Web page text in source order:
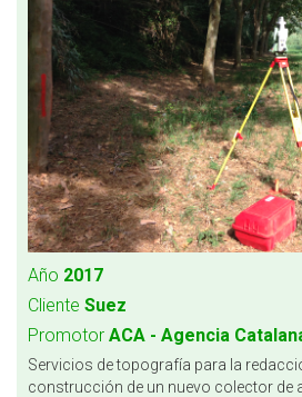
Año 2017
Cliente Suez
Promotor ACA - Agencia
Servicios de topografía para la
construcción de un nuevo colector de